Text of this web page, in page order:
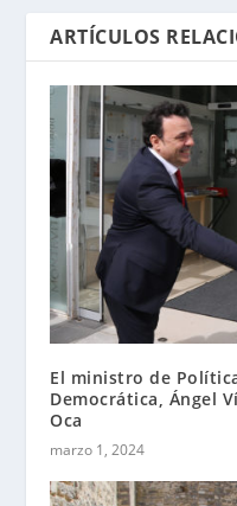
ARTÍCULOS
El ministro de
Democrática, Ángel
Oca
marzo 1, 2024